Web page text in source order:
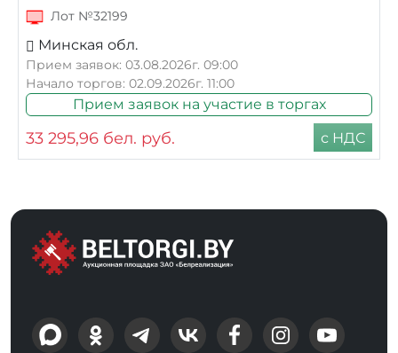
Лот №32199
Минская обл.
Прием заявок: 03.08.2026г. 09:00
Начало торгов: 02.09.2026г. 11:00
Прием заявок на участие в торгах
33 295,96 бел. руб. с НДС